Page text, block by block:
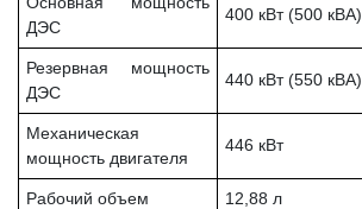
ДЭС
400 кВт (500 кВА)
Резервная мощность
ДЭС
440 кВт (550 кВА)
Механическая
мощность двигателя
446 кВт
Рабочий объем 12,88 л